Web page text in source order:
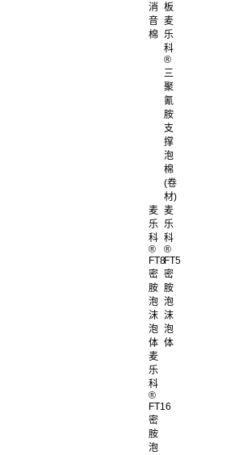
消
音
棉
板
麦
乐
科
®
三
聚
氰
胺
支
撑
泡
棉
(卷
材)
麦
乐
科
®
FT8
密
胺
泡
沫
泡
体
麦
乐
科
®
FT5
密
胺
泡
沫
泡
体
麦
乐
科
®
FT16
密
胺
泡